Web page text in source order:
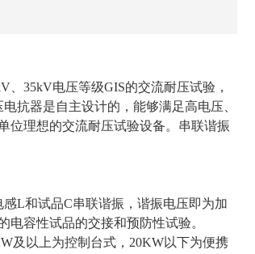
、35kV电压等级GIS的交流耐压试验，
抗器是自主设计的，能够满足高电压、
位理想的交流耐压试验设备。串联谐振
L和试品C串联谐振，谐振电压即为加
容性试品的交接和预防性试验。
及以上为控制台式，20KW以下为便携